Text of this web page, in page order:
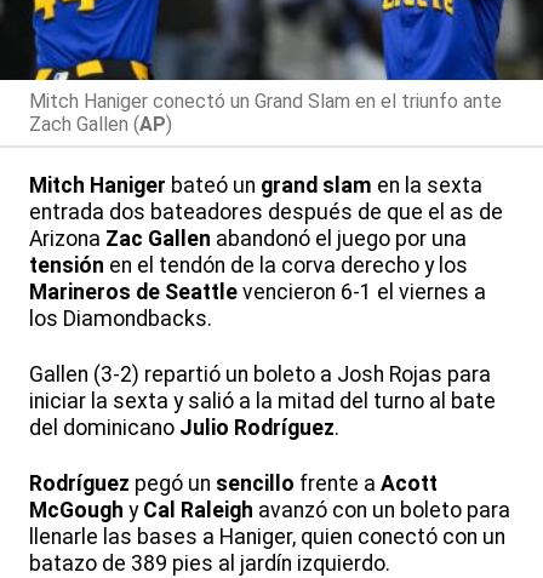
Mitch Haniger conectó un Grand Slam en el triunfo ante
Zach Gallen (AP)
Mitch Haniger bateó un grand slam en la sexta
entrada dos bateadores después de que el as de
Arizona Zac Gallen abandonó el juego por una
tensión en el tendón de la corva derecho y los
Marineros de Seattle vencieron 6-1 el viernes a
los Diamondbacks.
Gallen (3-2) repartió un boleto a Josh Rojas para
iniciar la sexta y salió a la mitad del turno al bate
del dominicano Julio Rodríguez.
Rodríguez pegó un sencillo frente a Acott
McGough y Cal Raleigh avanzó con un boleto para
llenarle las bases a Haniger, quien conectó con un
batazo de 389 pies al jardín izquierdo.